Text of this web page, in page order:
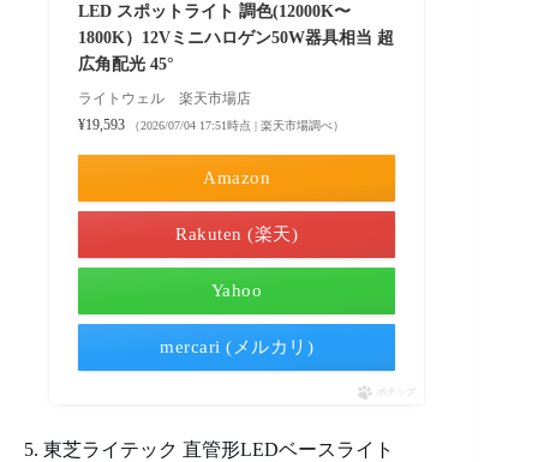
LED スポットライト 調色(12000K〜
1800K）12Vミニハロゲン50W器具相当 超
広角配光 45°
ライトウェル 楽天市場店
¥19,593
（2026/07/04 17:51時点 | 楽天市場調べ）
Amazon
Rakuten (楽天)
Yahoo
mercari (メルカリ)
ポチップ
5. 東芝ライテック 直管形LEDベースライト